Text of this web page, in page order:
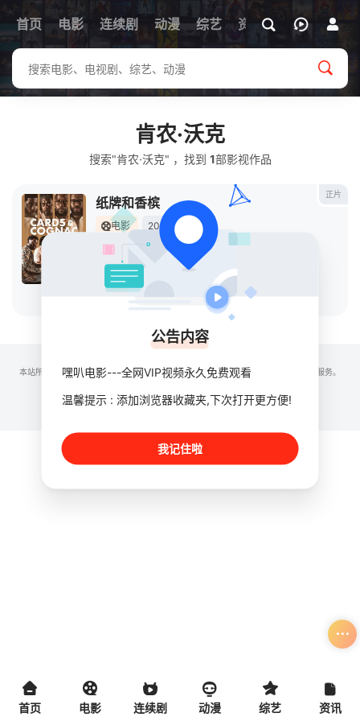
首页 电影 连续剧 动漫 综艺 资讯
肯农·沃克
搜索"肯农·沃克" ，找到 1部影视作品
正片
纸牌和香槟
电影 2025
美国
导演：
贾伦·洛克里奇
主演：约书亚·法默 / 肯农·沃克
立即播放
本站所有内容均来自互联网分享站点所提供的公开引用资源，未提供资源上传、存储服务。
首页 电影 连续剧 动漫 综艺 资讯
公告内容
嘿叭电影---全网VIP视频永久免费观看
温馨提示 : 添加浏览器收藏夹,下次打开更方便!
我记住啦